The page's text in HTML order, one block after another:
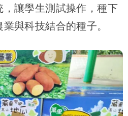
讓學生測試操作，種下
與科技結合的種子。